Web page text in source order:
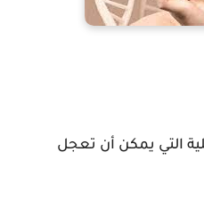
التي يمكن أن تعجل